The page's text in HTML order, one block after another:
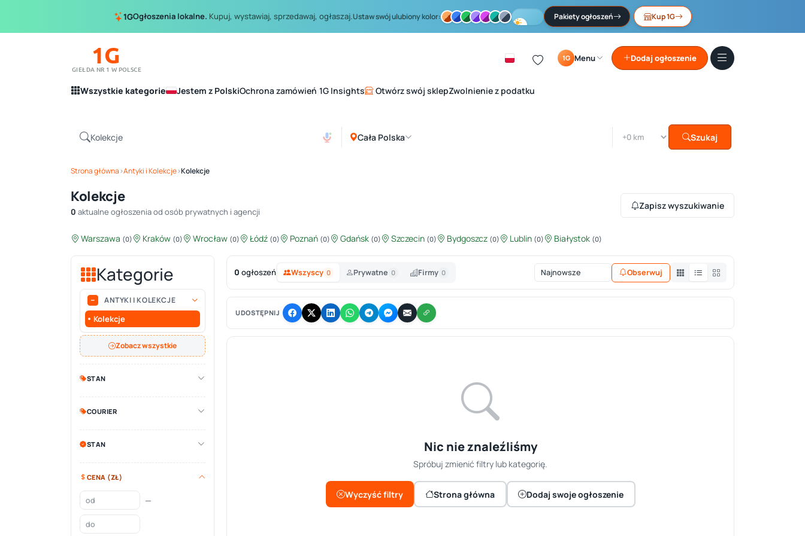
1GOgłoszenia lokalne. Kupuj, wystawiaj, sprzedawaj, ogłaszaj.Ustaw swój ulubiony kolor: Pakiety ogłoszeń Kup 1G
1G
GIEŁDA NR 1 W POLSCE
1G Menu Dodaj ogłoszenie
Wszystkie kategorie Jestem z PolskiOchrona zamówień 1G Insights Otwórz swój sklepZwolnienie z podatku
Cała Polska Szukaj
Strona główna›Antyki i Kolekcje›Kolekcje
Kolekcje
0 aktualne ogłoszenia od osób prywatnych i agencji
Zapisz wyszukiwanie
Warszawa (0) Kraków (0) Wrocław (0) Łódź (0) Poznań (0) Gdańsk (0) Szczecin (0) Bydgoszcz (0) Lublin (0) Białystok (0)
Kategorie
ANTYKI I KOLEKCJE
Kolekcje
Zobacz wszystkie
STAN
COURIER
STAN
CENA (ZŁ)
—
0 ogłoszeń Wszyscy 0 Prywatne 0 Firmy 0 Obserwuj
UDOSTĘPNIJ
Nic nie znaleźliśmy
Spróbuj zmienić filtry lub kategorię.
Wyczyść filtry Strona główna Dodaj swoje ogłoszenie